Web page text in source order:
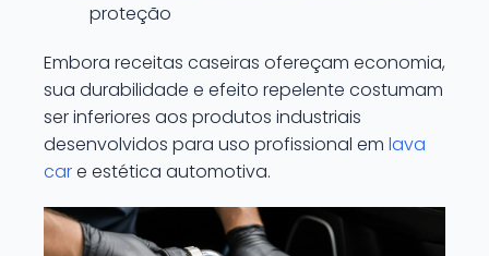
proteção
Embora receitas caseiras ofereçam economia,
sua durabilidade e efeito repelente costumam
ser inferiores aos produtos industriais
desenvolvidos para uso profissional em lava
care estética automotiva.